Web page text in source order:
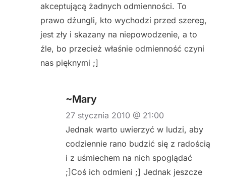
akceptującą żadnych odmienności. To
prawo dżungli, kto wychodzi przed szereg,
jest zły i skazany na niepowodzenie, a to
źle, bo przecież właśnie odmienność czyni
nas pięknymi ;]
~Mary
27 stycznia 2010 @ 21:00
Jednak warto uwierzyć w ludzi, aby
codziennie rano budzić się z radością
i z uśmiechem na nich spoglądać
;]Coś ich odmieni ;] Jednak jeszcze